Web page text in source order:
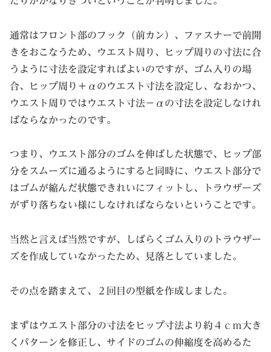
通常はフロント部のフック（前カン）、ファスナーで前開
きをおこなうため、ウエスト周り、ヒップ周りの寸法に合
うように寸法を設定すればよいのですが、ゴム入りの場
合、ヒップ周り＋αのウエスト寸法を設定し、なおかつ、
ウエスト周りではウエスト寸法－αの寸法を設定しなけれ
ばならなかったのです。
つまり、ウエスト部分のゴムを伸ばした状態で、ヒップ部
分をスムーズに通るようにすると同時に、ウエスト部分で
はゴムが縮んだ状態できれいにフィットし、トラウザーズ
がずり落ちない様にしなければならないということです。
当然と言えば当然ですが、しばらくゴム入りのトラウザー
ズを作成していなかったため、見落としていました。
その点を踏まえて、２回目の型紙を作成しました。
まずはウエスト部分の寸法をヒップ寸法より約４ｃｍ大き
くパターンを修正し、サイドのゴムの伸縮度を高めるた